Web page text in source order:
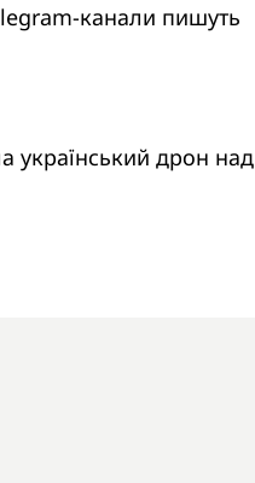
канали пишуть
український дрон над